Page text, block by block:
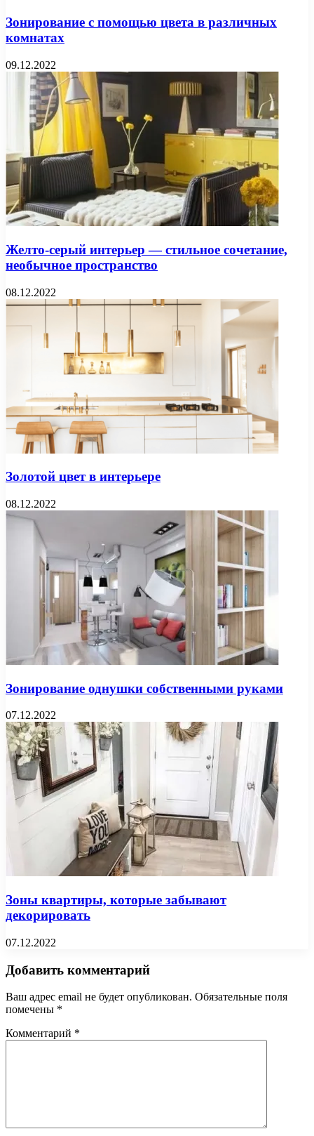
Зонирование с помощью цвета в различных
комнатах
09.12.2022
Желто-серый интерьер — стильное сочетание,
необычное пространство
08.12.2022
Золотой цвет в интерьере
08.12.2022
Зонирование однушки собственными руками
07.12.2022
Зоны квартиры, которые забывают
декорировать
07.12.2022
Добавить комментарий
Ваш адрес email не будет опубликован. Обязательные поля
помечены *
Комментарий *